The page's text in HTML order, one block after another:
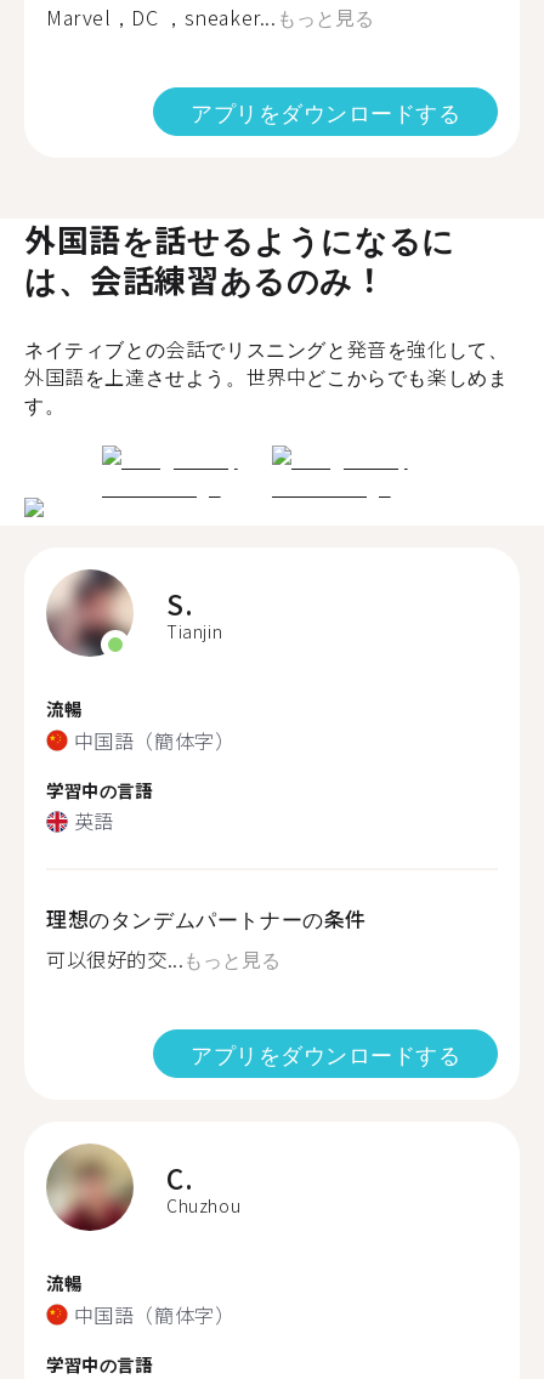
Marvel，DC ，sneaker... もっと見る
アプリをダウンロードする
外国語を話せるようになるに
は、会話練習あるのみ！
ネイティブとの会話でリスニングと発音を強化して、
外国語を上達させよう。世界中どこからでも楽しめま
す。
S.
Tianjin
流暢
中国語（簡体字）
学習中の言語
英語
理想のタンデムパートナーの条件
可以很好的交...もっと見る
アプリをダウンロードする
C.
Chuzhou
流暢
中国語（簡体字）
学習中の言語